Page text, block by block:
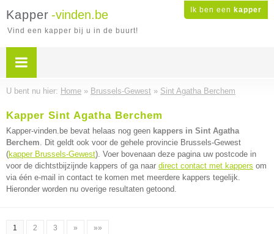
Ik ben een kapper
Kapper -vinden.be
Vind een kapper bij u in de buurt!
U bent nu hier: Home » Brussels-Gewest » Sint Agatha Berchem
Kapper Sint Agatha Berchem
Kapper-vinden.be bevat helaas nog geen kappers in Sint Agatha
Berchem. Dit geldt ook voor de gehele provincie Brussels-Gewest
(kapper Brussels-Gewest). Voer bovenaan deze pagina uw postcode in
voor de dichtstbijzijnde kappers of ga naar direct contact met kappers om
via één e-mail in contact te komen met meerdere kappers tegelijk.
Hieronder worden nu overige resultaten getoond.
1 2 3 » »»